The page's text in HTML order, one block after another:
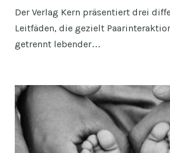
Der Verlag Kern präsentiert drei
Leitfäden, die gezielt
getrennt lebender…